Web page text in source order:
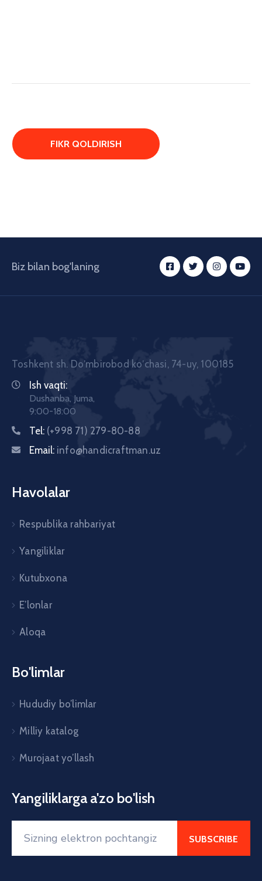
Biz bilan bog'laning
Toshkent sh. Doʼmbirobod koʼchasi, 74-uy, 100185
Ish vaqti:
Dushanba, Juma,
9:00-18:00
Tel: (+998 71) 279-80-88
Email: info@handicraftman.uz
Havolalar
Respublika rahbariyat
Yangiliklar
Kutubxona
E’lonlar
Aloqa
Bo'limlar
Hududiy bo’limlar
Milliy katalog
Murojaat yo’llash
Yangiliklarga a'zo bo'lish